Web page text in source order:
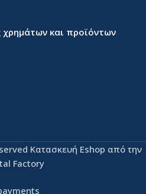
χρημάτων και προϊόντων
Κατασκευή Eshop από την
Factory